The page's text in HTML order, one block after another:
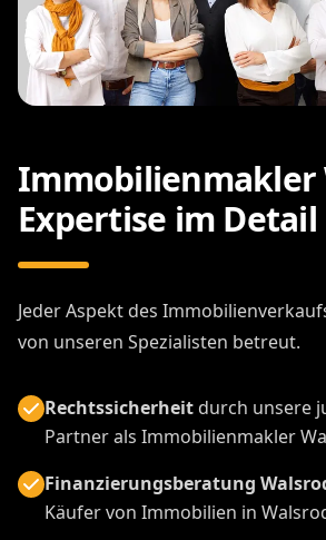
Immobilienmakler
Expertise im Detail
Jeder Aspekt des
von unseren Spezialisten betreut.
Rechtssicherheitdurch unsere
Partner als Immobilienmakler
Finanzierungsberatung
Käufer von Immobilien in